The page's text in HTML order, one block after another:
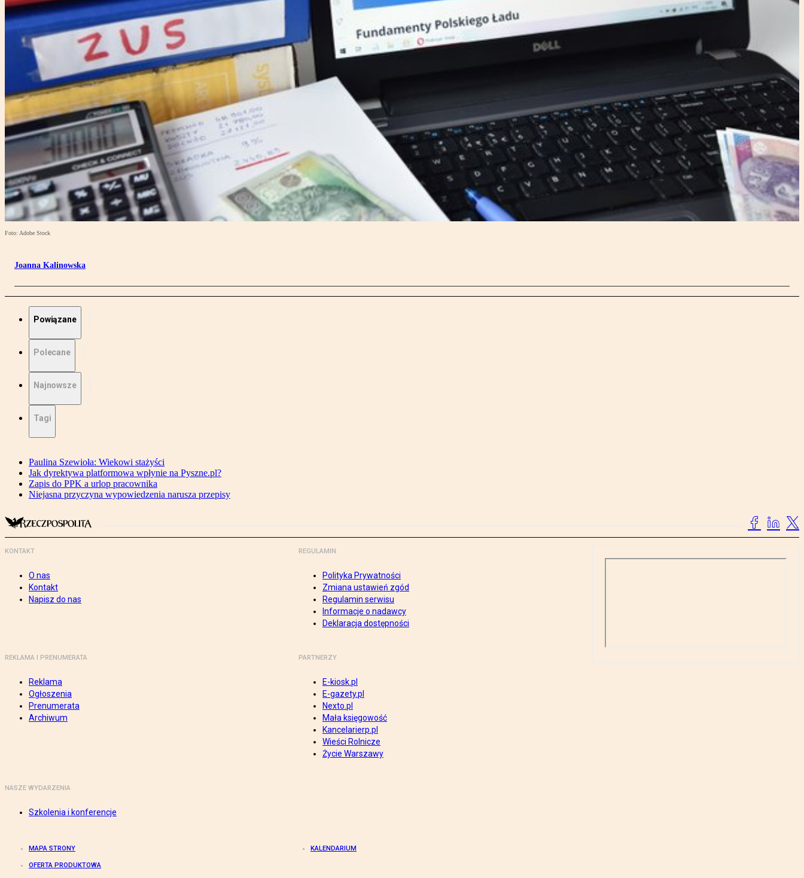
Foto: Adobe Stock
Joanna Kalinowska
Powiązane
Polecane
Najnowsze
Tagi
Paulina Szewioła: Wiekowi stażyści
Jak dyrektywa platformowa wpłynie na Pyszne.pl?
Zapis do PPK a urlop pracownika
Niejasna przyczyna wypowiedzenia narusza przepisy
KONTAKT
O nas
Kontakt
Napisz do nas
REGULAMIN
Polityka Prywatności
Zmiana ustawień zgód
Regulamin serwisu
Informacje o nadawcy
Deklaracja dostępności
REKLAMA I PRENUMERATA
Reklama
Ogłoszenia
Prenumerata
Archiwum
PARTNERZY
E-kiosk.pl
E-gazety.pl
Nexto.pl
Mała księgowość
Kancelarierp.pl
Wieści Rolnicze
Życie Warszawy
NASZE WYDARZENIA
Szkolenia i konferencje
MAPA STRONY KALENDARIUM
OFERTA PRODUKTOWA